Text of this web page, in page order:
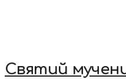
Святий